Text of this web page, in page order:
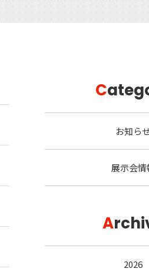
C
お知ら
展示会情
A
2026